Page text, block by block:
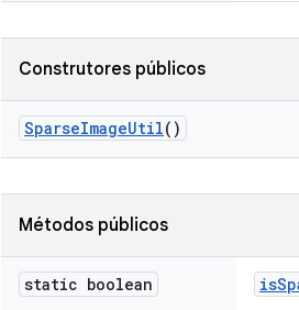
Construtores públicos
SparseImageUtil()
Métodos públicos
static boolean is